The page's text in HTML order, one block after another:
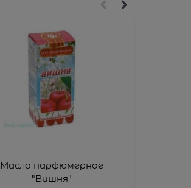
Масло парфюмерное
"Вишня"